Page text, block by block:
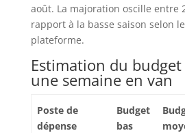
août. La majoration oscille entre
rapport à la basse saison selon
plateforme.
Estimation du
une semaine en van
Poste de
dépense
Budget
bas